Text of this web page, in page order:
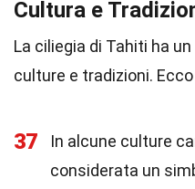
Cultura e
La ciliegia di Tahiti ha
culture e tradizioni.
37
In alcune culture
considerata un